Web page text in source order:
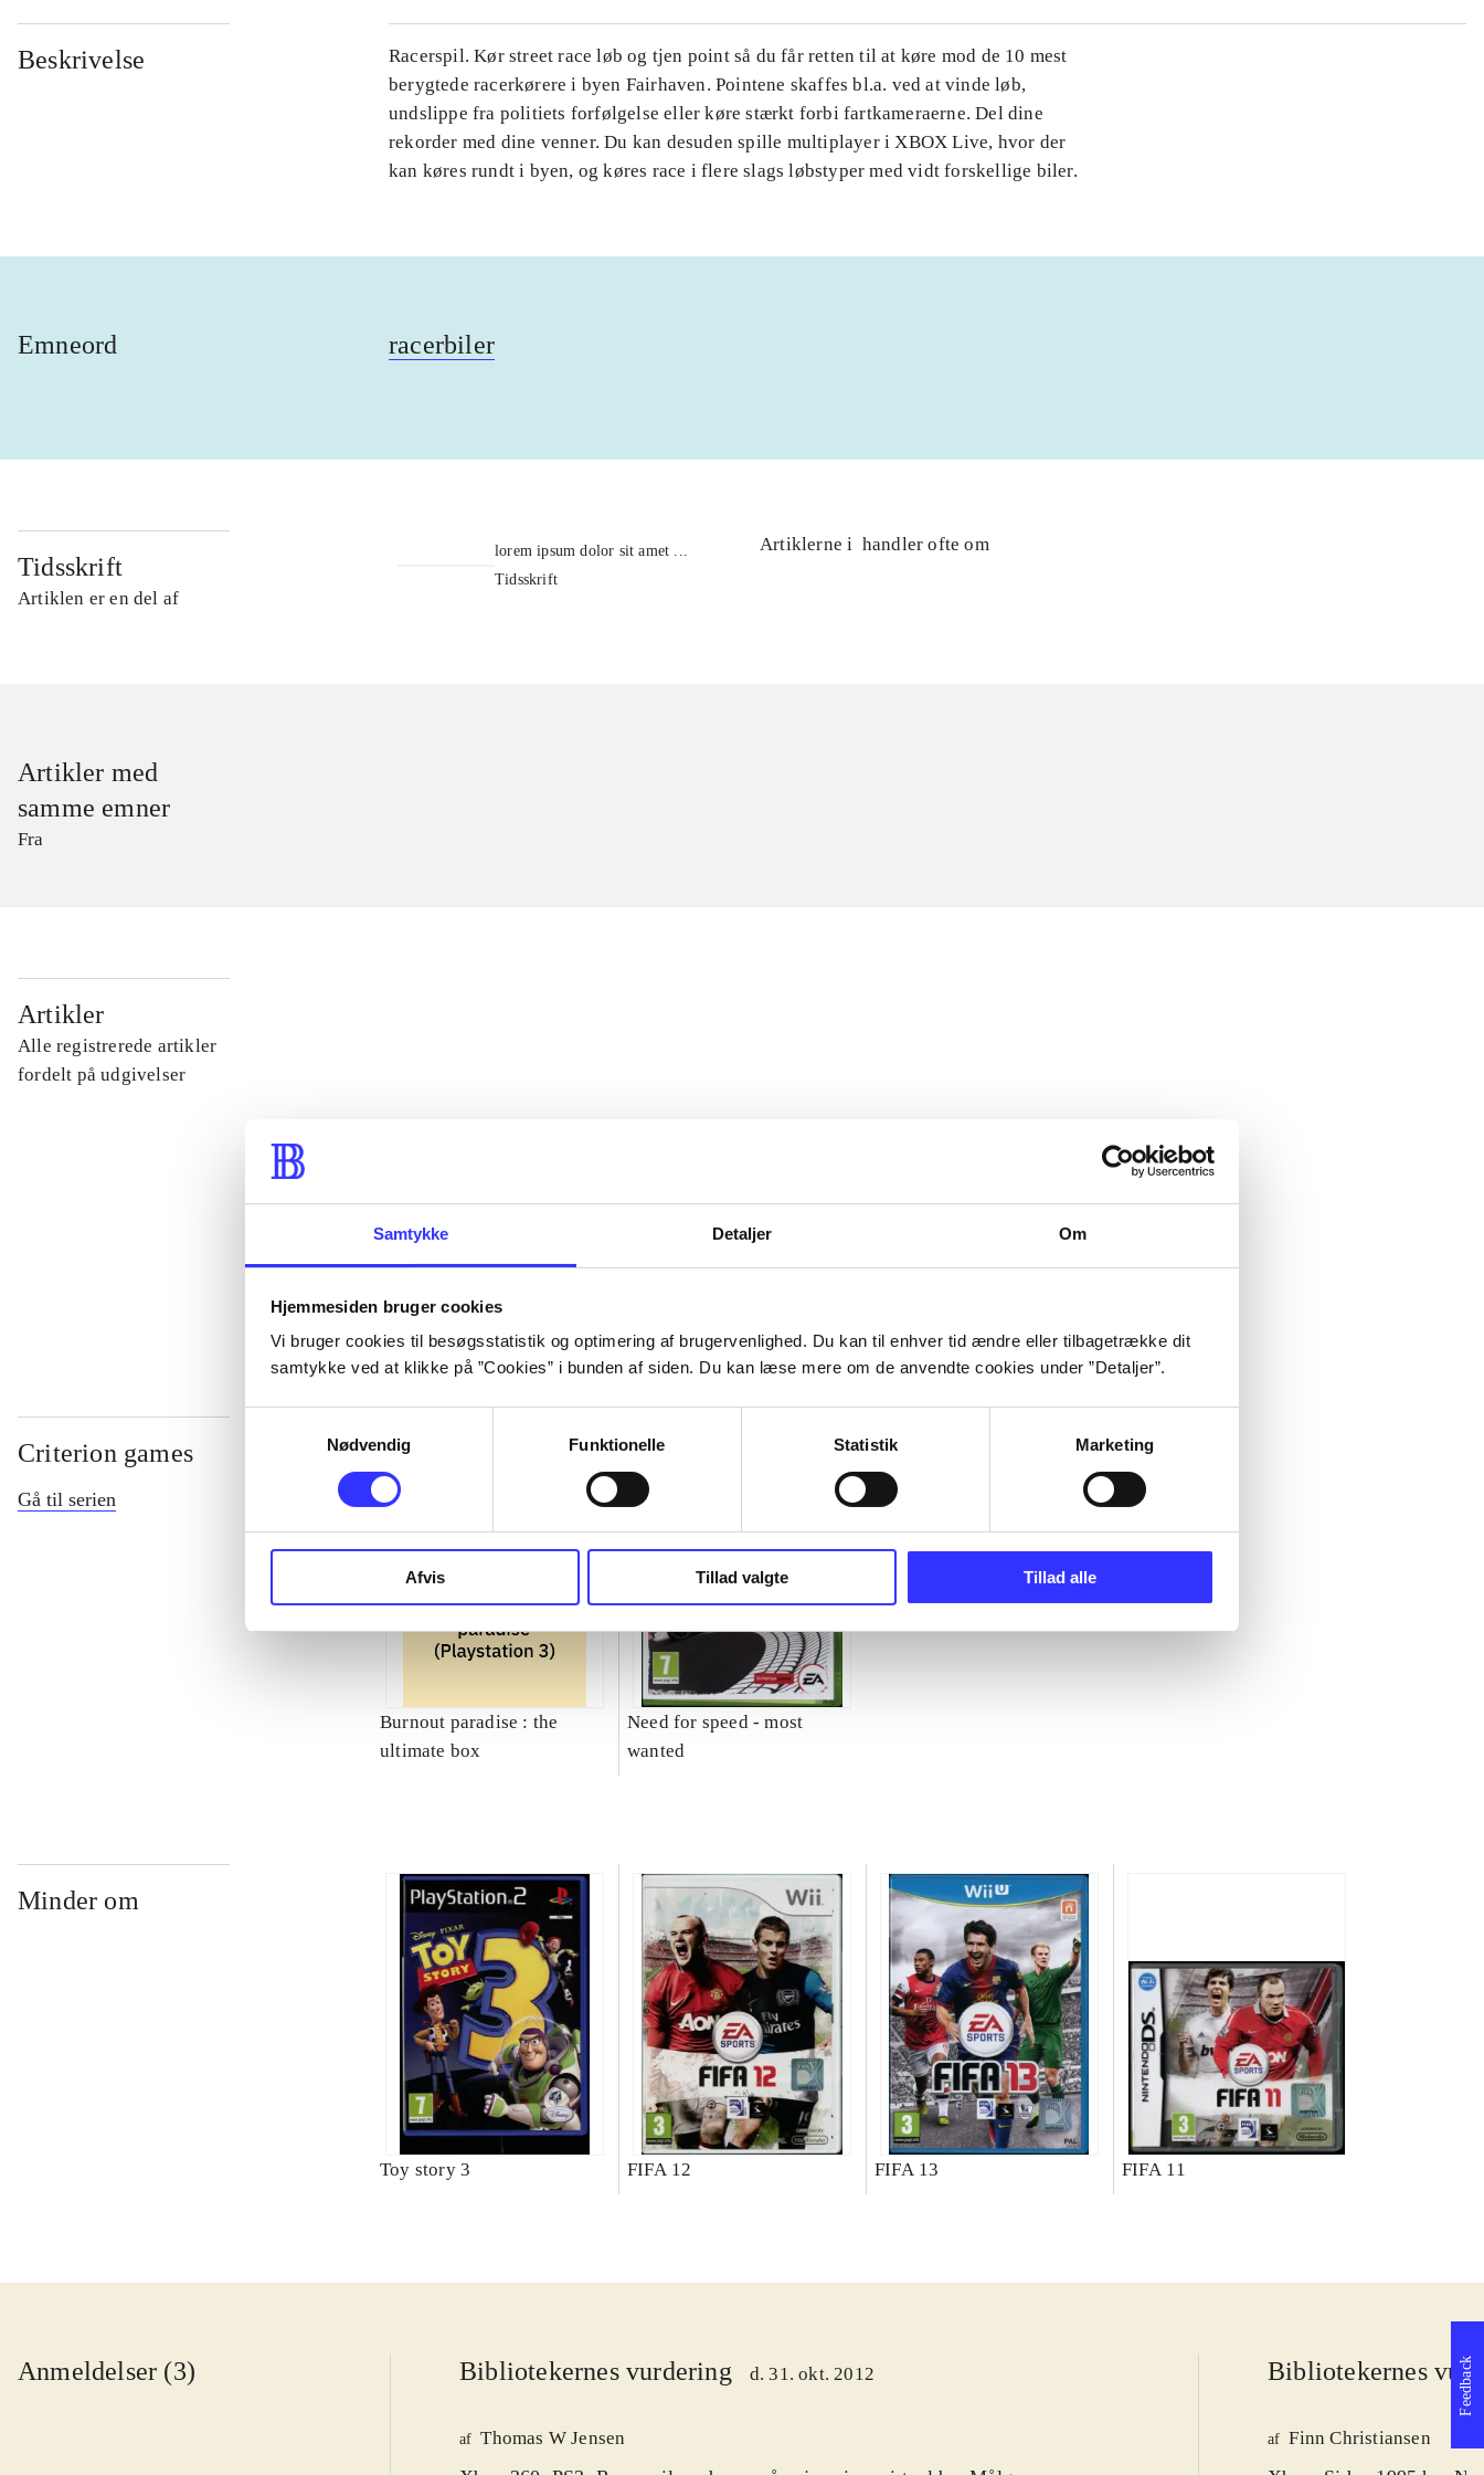
Samtykke Detaljer Om
Hjemmesiden bruger cookies
Vi bruger cookies til besøgsstatistik og optimering af brugervenlighed. Du kan til enhver tid ændre eller tilbagetrække dit
samtykke ved at klikke på ”Cookies” i bunden af siden. Du kan læse mere om de anvendte cookies under ”Detaljer”.
Nødvendig
Funktionelle Statistik Marketing
Afvis Tillad valgte Tillad alle
Beskrivelse
Racerspil. Kør street race løb og tjen point så du får retten til at køre mod de 10 mest
berygtede racerkørere i byen Fairhaven. Pointene skaffes bl.a. ved at vinde løb,
undslippe fra politiets forfølgelse eller køre stærkt forbi fartkameraerne. Del dine
rekorder med dine venner. Du kan desuden spille multiplayer i XBOX Live, hvor der
kan køres rundt i byen, og køres race i flere slags løbstyper med vidt forskellige biler.
Emneord racerbiler
Tidsskrift
Artiklen er en del af
lorem ipsum dolor sit amet ...
Tidsskrift
Artiklerne i handler ofte om
Artikler med
samme emner
Fra
Artikler
Alle registrerede artikler
fordelt på udgivelser
Criterion games
Gå til serien
Burnout paradise : the
ultimate box
Need for speed - most
wanted
Minder om
Toy story 3 FIFA 12 FIFA 13 FIFA 11
Anmeldelser (3) Bibliotekernes vurdering d. 31. okt. 2012
af Thomas W Jensen
Bibliotekernes
af Finn Christiansen
Feedback